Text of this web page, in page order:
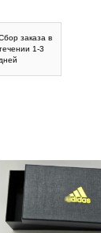
заказа в
1-3
дней